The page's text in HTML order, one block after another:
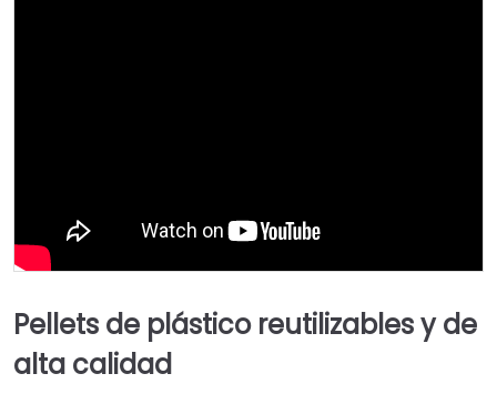
Pellets de plástico reutilizables y de
alta calidad